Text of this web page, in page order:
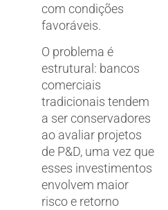
com condições
favoráveis.
O problema é
estrutural: bancos
comerciais
tradicionais tendem
a ser conservadores
ao avaliar projetos
de P&D, uma vez que
esses investimentos
envolvem maior
risco e retorno